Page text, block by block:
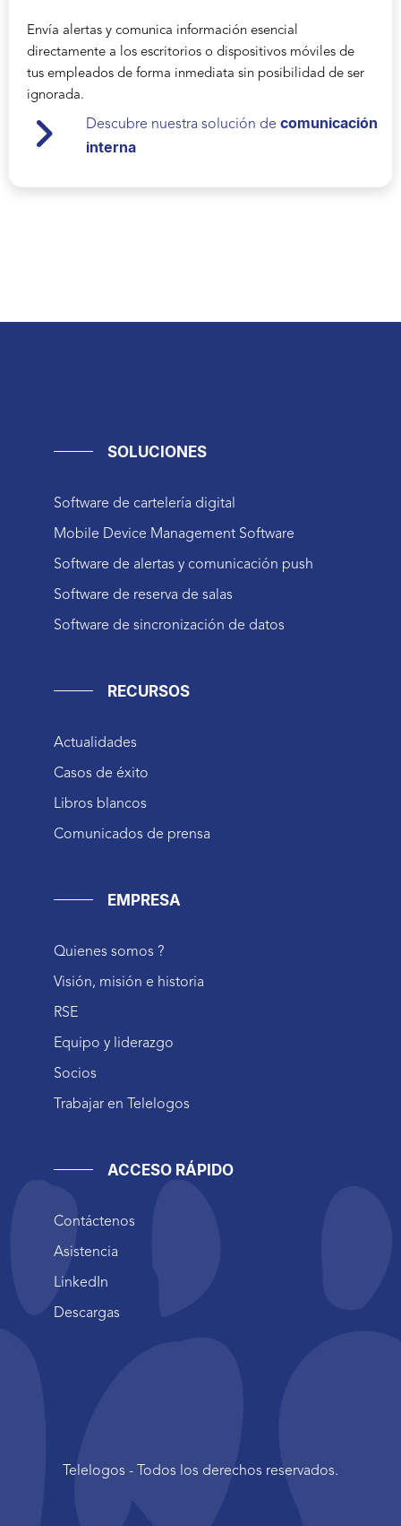
Envía alertas y comunica información esencial
directamente a los escritorios o dispositivos móviles de
tus empleados de forma inmediata sin posibilidad de ser
ignorada.
Descubre nuestra solución decomunicación
interna
SOLUCIONES
Software de cartelería digital
Mobile Device Management Software
Software de alertas y comunicación push
Software de reserva de salas
Software de sincronización de datos
RECURSOS
Actualidades
Casos de éxito
Libros blancos
Comunicados de prensa
EMPRESA
Quienes somos ?
Visión, misión e historia
RSE
Equipo y liderazgo
Socios
Trabajar en Telelogos
ACCESO RÁPIDO
Contáctenos
Asistencia
LinkedIn
Descargas
Telelogos - Todos los derechos reservados.